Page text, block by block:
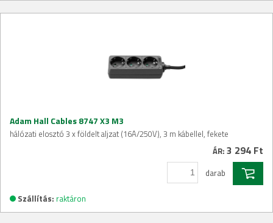
Adam Hall Cables 8747 X3 M3
hálózati elosztó 3 x földelt aljzat (16A/250V), 3 m kábellel, fekete
ÁR: 3 294 Ft
darab
Szállítás: raktáron